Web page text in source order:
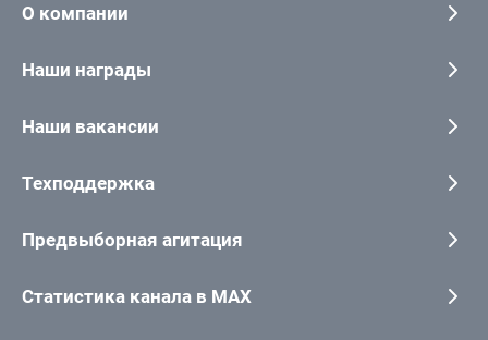
О компании
Наши награды
Наши вакансии
Техподдержка
Предвыборная агитация
Статистика канала в MAX